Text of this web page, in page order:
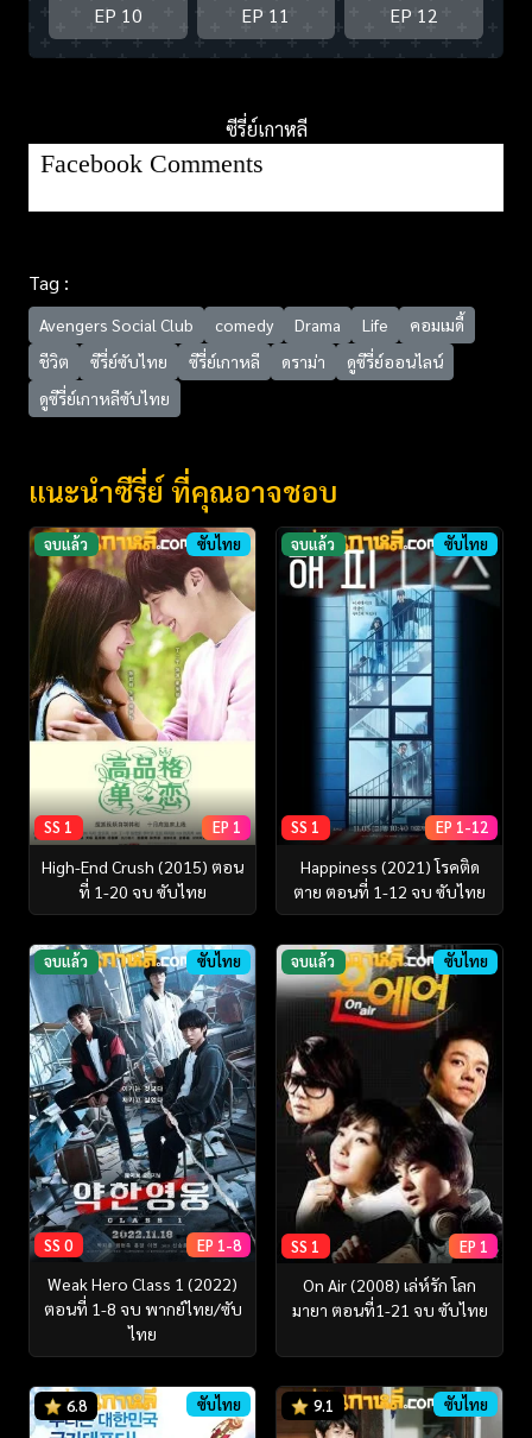
EP 10 EP 11 EP 12
ซีรี่ย์เกาหลี
Facebook Comments
Tag :
Avengers Social Club comedy Drama Life
คอมเมดี้
ชีวิต
ซีรี่ย์ซับไทย ซีรี่ย์เกาหลี ดราม่า
ดูซีรี่ย์ออนไลน์
ดูซีรี่ย์เกาหลีซับไทย
แนะนำซีรี่ย์ ที่คุณอาจชอบ
จบแล้ว ซับไทย
SS 1 EP 1
High-End Crush (2015) ตอน
ที่ 1-20 จบ ซับไทย
จบแล้ว ซับไทย
SS 1 EP 1-12
Happiness (2021) โรคติด
ตาย ตอนที่ 1-12 จบ ซับไทย
จบแล้ว ซับไทย
SS 0 EP 1-8
Weak Hero Class 1 (2022)
ตอนที่ 1-8 จบ พากย์ไทย/ซับ
ไทย
จบแล้ว ซับไทย
SS 1 EP 1
On Air (2008) เล่ห์รัก โลก
มายา ตอนที่1-21 จบ ซับไทย
6.8 ซับไทย 9.1 ซับไทย